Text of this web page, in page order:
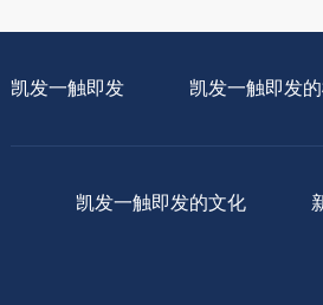
凯发一触即发 凯发一触即发
凯发一触即发的文化